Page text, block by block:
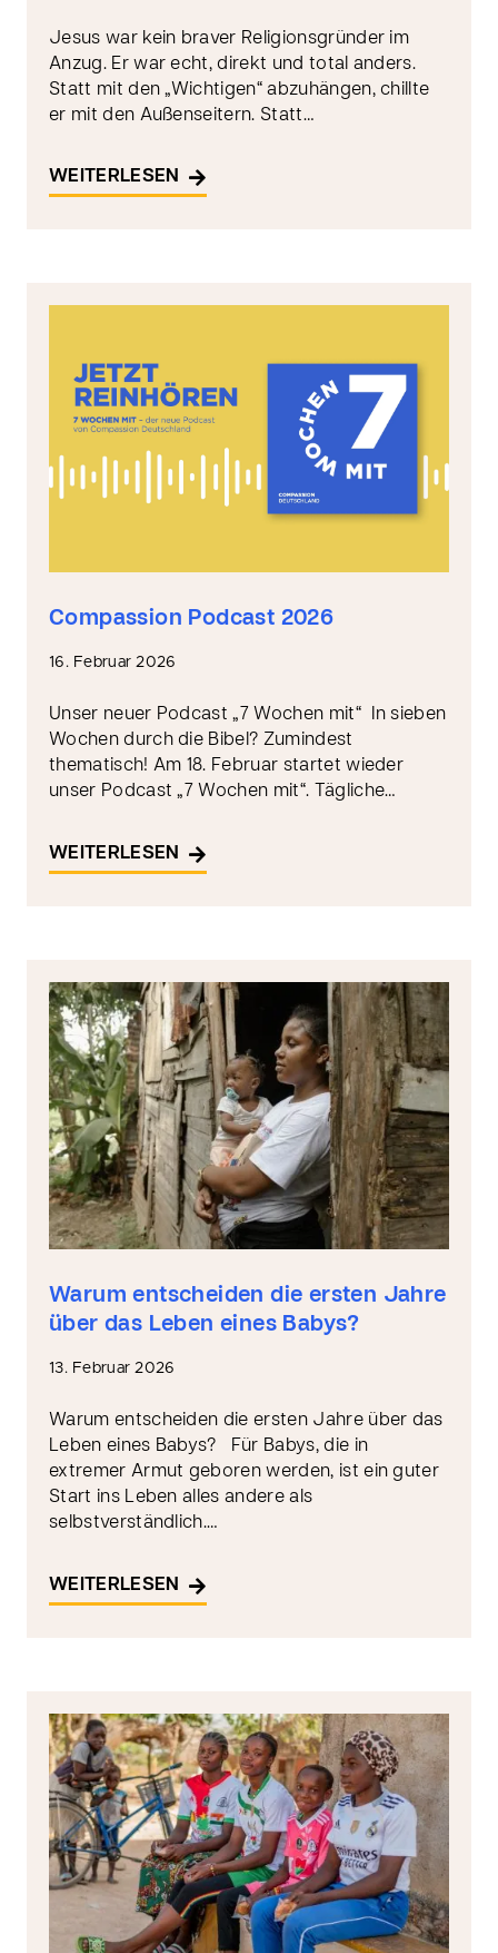
Jesus war kein braver Religionsgründer im
Anzug. Er war echt, direkt und total anders.
Statt mit den „Wichtigen“ abzuhängen, chillte
er mit den Außenseitern. Statt…
WEITERLESEN
Compassion Podcast 2026
16. Februar 2026
Unser neuer Podcast „7 Wochen mit“ In sieben
Wochen durch die Bibel? Zumindest
thematisch! Am 18. Februar startet wieder
unser Podcast „7 Wochen mit“. Tägliche…
WEITERLESEN
Warum entscheiden die ersten Jahre
über das Leben eines Babys?
13. Februar 2026
Warum entscheiden die ersten Jahre über das
Leben eines Babys? Für Babys, die in
extremer Armut geboren werden, ist ein guter
Start ins Leben alles andere als
selbstverständlich.…
WEITERLESEN